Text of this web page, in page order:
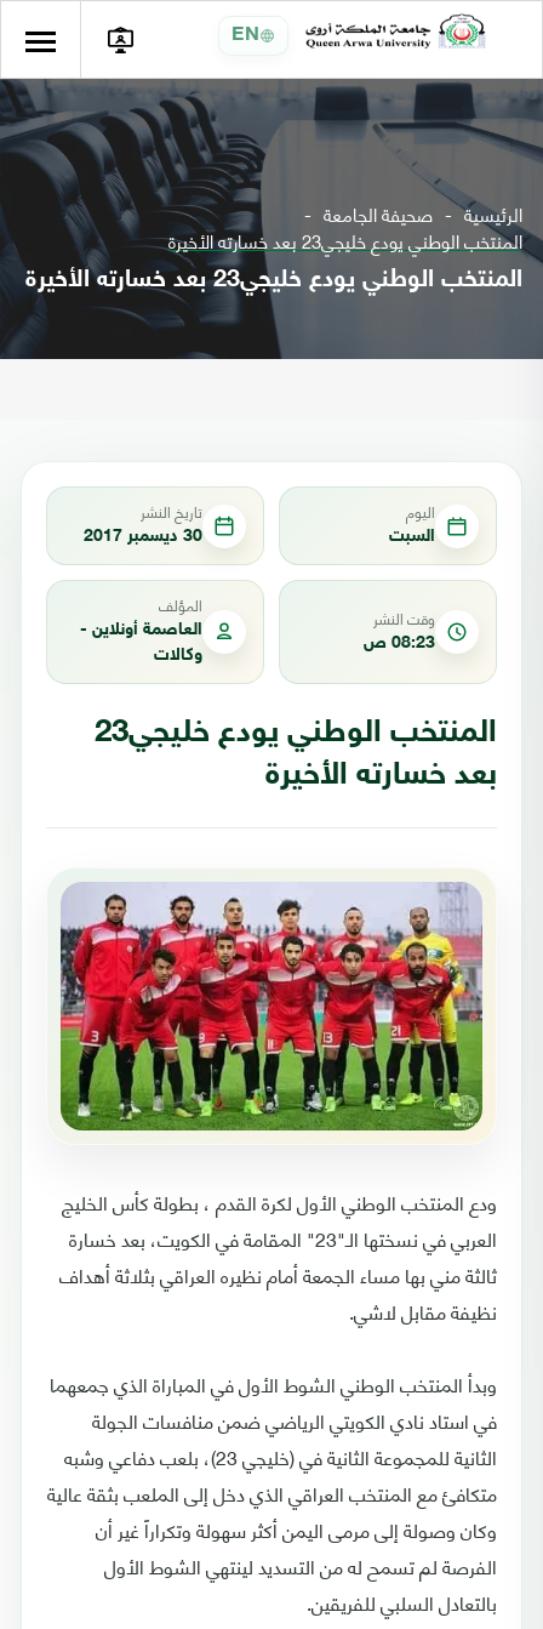
EN
الرئيسية صحيفة الجامعة
المنتخب الوطني يودع خليجي23 بعد خسارته الأخيرة
المنتخب الوطني يودع خليجي23 بعد خسارته الأخيرة
اليوم
السبت
تاريخ النشر
30 ديسمبر 2017
وقت النشر
08:23 ص
المؤلف
العاصمة أونلاين -
وكالات
المنتخب الوطني يودع خليجي23
بعد خسارته الأخيرة
ودع المنتخب الوطني الأول لكرة القدم ، بطولة كأس الخليج
العربي في نسختها الـ"23" المقامة في الكويت، بعد خسارة
ثالثة مني بها مساء الجمعة أمام نظيره العراقي بثلاثة أهداف
نظيفة مقابل لاشي.
وبدأ المنتخب الوطني الشوط الأول في المباراة الذي جمعهما
في استاد نادي الكويتي الرياضي ضمن منافسات الجولة
الثانية للمجموعة الثانية في (خليجي 23)، بلعب دفاعي وشبه
متكافئ مع المنتخب العراقي الذي دخل إلى الملعب بثقة عالية
وكان وصولة إلى مرمى اليمن أكثر سهولة وتكراراً غير أن
الفرصة لم تسمح له من التسديد لينتهي الشوط الأول
بالتعادل السلبي للفريقين.